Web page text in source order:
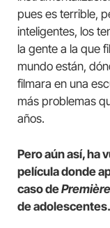
pues es terrible,
inteligentes, los
la gente a la que
mundo están,
filmara en una
más problemas
años.
Pero aún así, ha
película donde
caso de
de